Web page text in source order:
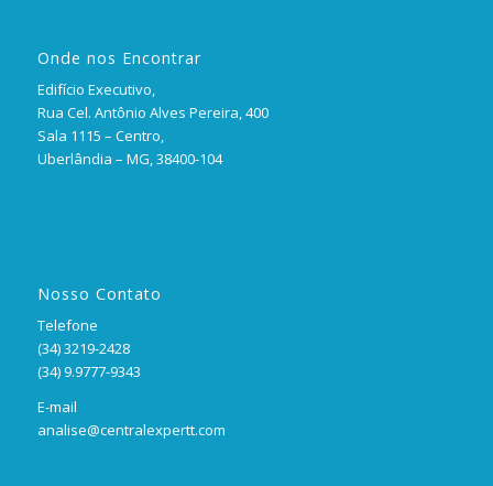
Onde nos Encontrar
Edifício Executivo,
Rua Cel. Antônio Alves Pereira, 400
Sala 1115 – Centro,
Uberlândia – MG, 38400-104
Nosso Contato
Telefone
(34) 3219-2428
(34) 9.9777-9343
E-mail
analise@centralexpertt.com